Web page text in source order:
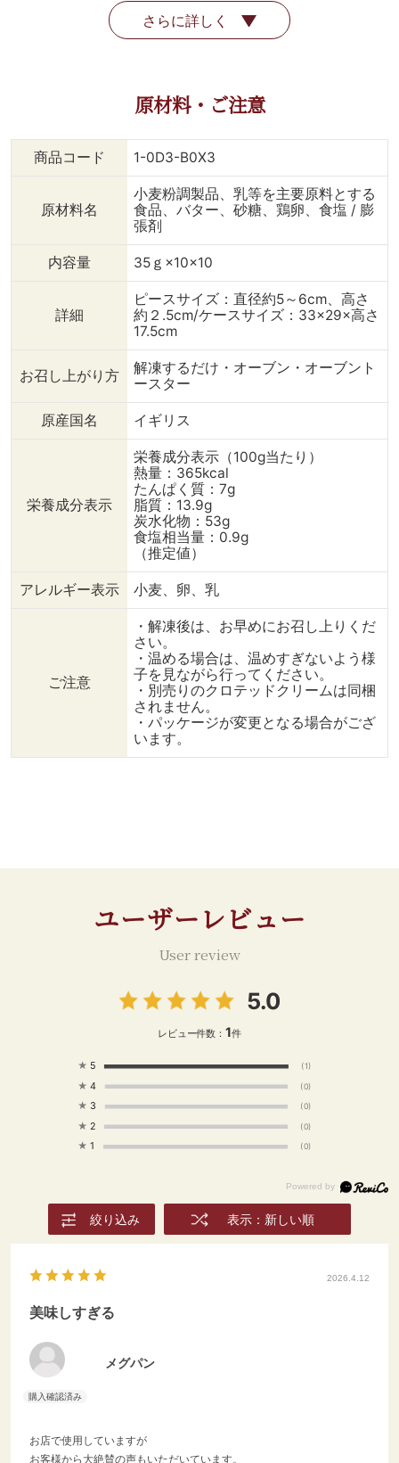
さらに詳しく
原材料・ご注意
商品コード 1-0D3-B0X3
原材料名
小麦粉調製品、乳等を主要原料とする
食品、バター、砂糖、鶏卵、食塩 / 膨
張剤
内容量 35ｇ×10×10
詳細
ピースサイズ：直径約5～6cm、高さ
約２.5cm/ケースサイズ：33×29×高さ
17.5cm
お召し上がり方
解凍するだけ・オーブン・オーブント
ースター
原産国名 イギリス
栄養成分表示
栄養成分表示（100g当たり）
熱量：365kcal
たんぱく質：7g
脂質：13.9g
炭水化物：53g
食塩相当量：0.9g
（推定値）
アレルギー表示 小麦、卵、乳
ご注意
・解凍後は、お早めにお召し上りくだ
さい。
・温める場合は、温めすぎないよう様
子を見ながら行ってください。
・別売りのクロテッドクリームは同梱
されません。
・パッケージが変更となる場合がござ
います。
ユーザーレビュー
User review
5.0
レビュー件数： 1件
★ 5 (1)
★ 4 (0)
★ 3 (0)
★ 2 (0)
★ 1 (0)
絞り込み 表示：新しい順
2026.4.12
美味しすぎる
メグパン
お店で使用していますが
お客様から大絶賛の声もいただいています。